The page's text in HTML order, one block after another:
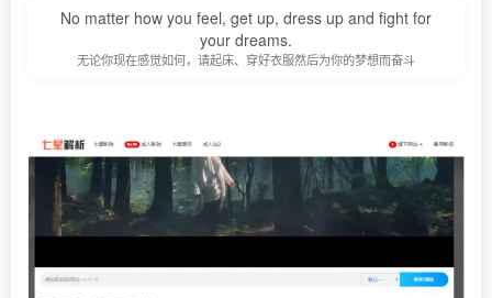
No matter how you feel, get up, dress up and fight for
your dreams.
无论你现在感觉如何，请起床、穿好衣服然后为你的梦想而奋斗
登录
没有账号？立即注册
登录密码
记住登录 找回密码 免密登录